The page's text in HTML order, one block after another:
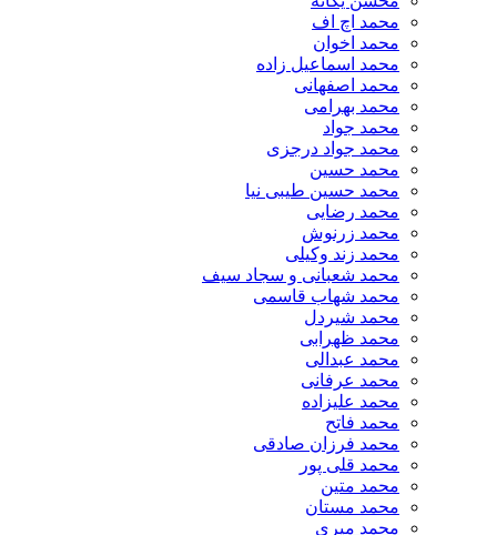
محمد اچ اف
محمد اخوان
محمد اسماعیل زاده
محمد اصفهانی
محمد بهرامی
محمد جواد
محمد جواد درجزی
محمد حسین
محمد حسین طیبی نیا
محمد رضایی
محمد زرنوش
محمد زند وکیلی
محمد شعبانی و سجاد سیف
محمد شهاب قاسمی
​محمد شیردل
محمد ظهرابی
محمد عبدالی
محمد عرفانی
محمد علیزاده
محمد فاتح
محمد فرزان صادقی
محمد قلی پور
محمد متین
محمد مستان
محمد میری